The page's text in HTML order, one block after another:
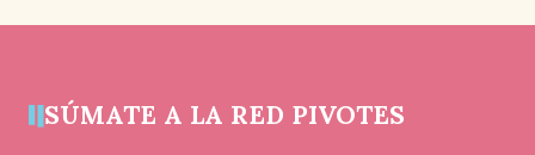
debe
SÚMATE A LA RED PIVOTES